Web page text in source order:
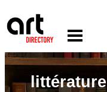
littérature